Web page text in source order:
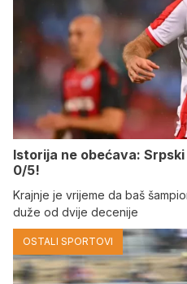
Istorija ne obećava:
0/5!
Krajnje je vrijeme da baš
duže od dvije decenije
OSTALI SPORTOVI